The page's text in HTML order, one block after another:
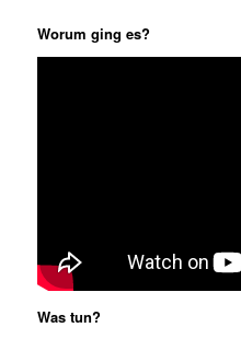
Worum ging es?
Was tun?